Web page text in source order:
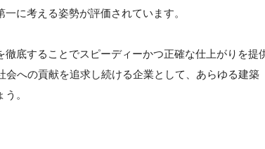
に考える姿勢が評価されています。
底することでスピーディーかつ正確な仕上がりを提
への貢献を追求し続ける企業として、あらゆる建築
。